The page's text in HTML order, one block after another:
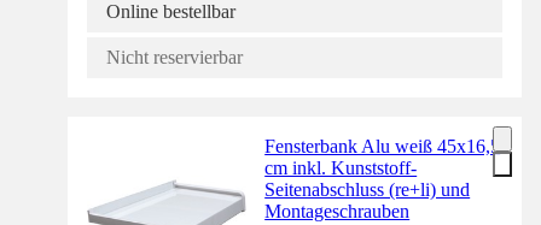
Online bestellbar
Nicht reservierbar
Fensterbank Alu weiß 45x16,5
cm inkl. Kunststoff-
Seitenabschluss (re+li) und
Montageschrauben